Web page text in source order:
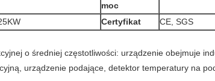
moc
Certyfikat
CE, SGS
o średniej częstotliwości: urządzenie obejmuje
urządzenie podające, detektor temperatury na